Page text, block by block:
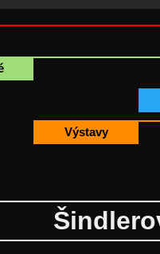
Výstavy